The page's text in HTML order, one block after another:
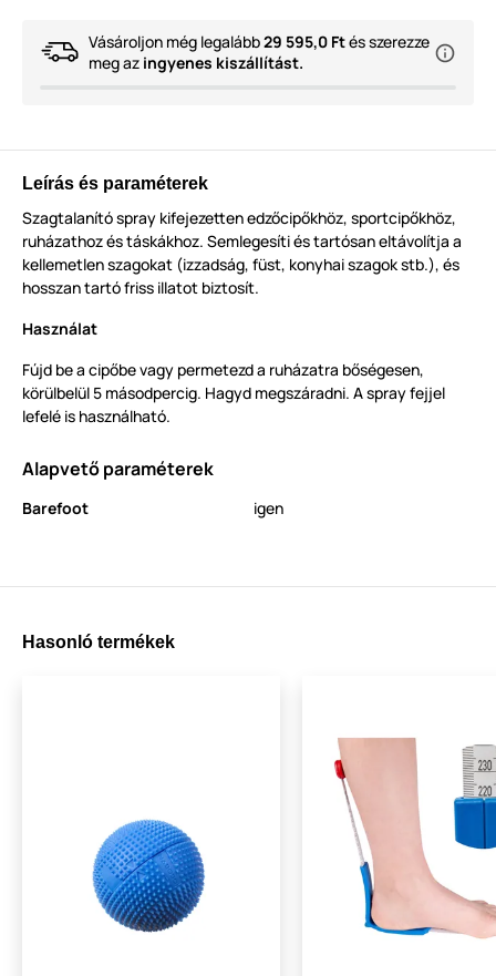
Vásároljon még legalább29 595,0 Ftés szerezze
meg az ingyenes kiszállítást.
Leírás és paraméterek
Szagtalanító spray kifejezetten edzőcipőkhöz, sportcipőkhöz,
ruházathoz és táskákhoz. Semlegesíti és tartósan eltávolítja a
kellemetlen szagokat (izzadság, füst, konyhai szagok stb.), és
hosszan tartó friss illatot biztosít.
Használat
Fújd be a cipőbe vagy permetezd a ruházatra bőségesen,
körülbelül 5 másodpercig. Hagyd megszáradni. A spray fejjel
lefelé is használható.
Alapvető paraméterek
Barefoot igen
Hasonló termékek